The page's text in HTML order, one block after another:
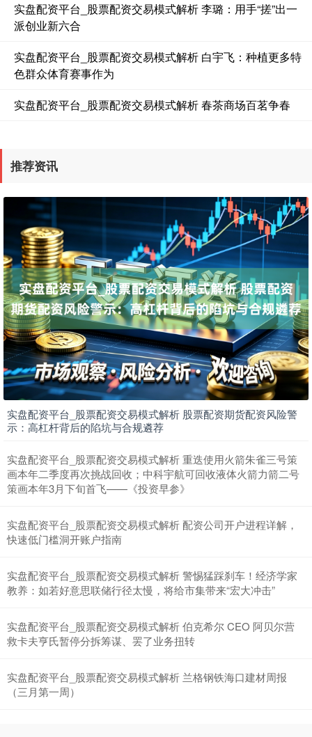
期指IC0 7877.80 +164.40 +2.13%
上证综指 3940.04
深证成指 14311.01 +200.89 +1.42%
实盘配资平台_股票配资交易模式解析 李璐：用手“搓”出一
派创业新六合
实盘配资平台_股票配资交易模式解析 白宇飞：种植更多特
色群众体育赛事作为
实盘配资平台_股票配资交易模式解析 春茶商场百茗争春
推荐资讯
实盘配资平台_股票配资交易模式解析 股票配资期货配资风险警
示：高杠杆背后的陷坑与合规遴荐
实盘配资平台_股票配资交易模式解析 重迭使用火箭朱雀三号策
画本年二季度再次挑战回收；中科宇航可回收液体火箭力箭二号
策画本年3月下旬首飞——《投资早参》
实盘配资平台_股票配资交易模式解析 配资公司开户进程详解，
快速低门槛洞开账户指南
实盘配资平台_股票配资交易模式解析 警惕猛踩刹车！经济学家
教养：如若好意思联储行径太慢，将给市集带来“宏大冲击”
实盘配资平台_股票配资交易模式解析 伯克希尔 CEO 阿贝尔营
救卡夫亨氏暂停分拆筹谋、罢了业务扭转
实盘配资平台_股票配资交易模式解析 兰格钢铁海口建材周报
（三月第一周）